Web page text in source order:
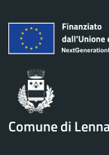
Comune di